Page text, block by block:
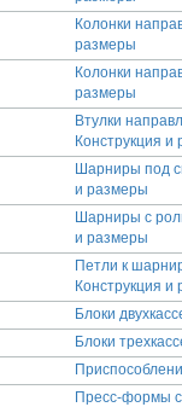
Колонки
размеры
Колонки
размеры
Втулки
Конструкция и
Шарниры под
и размеры
Шарниры с
и размеры
Петли к
Конструкция и
Блоки
Блоки
Пресс-формы